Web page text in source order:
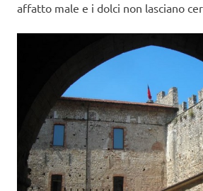
affatto male e i dolci non lasciano